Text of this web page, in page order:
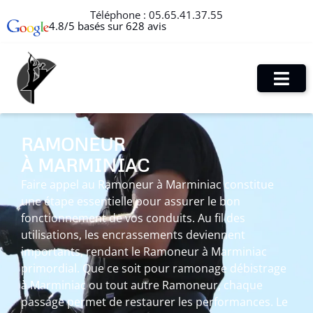
Téléphone : 05.65.41.37.55
4.8/5 basés sur 628 avis
RAMONEUR
À MARMINIAC
Faire appel au Ramoneur à Marminiac constitue
une étape essentielle pour assurer le bon
fonctionnement de vos conduits. Au fil des
utilisations, les encrassements deviennent
importants, rendant le Ramoneur à Marminiac
primordial. Que ce soit pour ramonage débistrage
à Marminiac ou tout autre Ramoneur, chaque
passage permet de restaurer les performances. Le